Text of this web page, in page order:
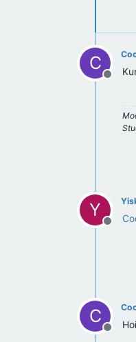
C
Offline
Y
Offline
C
Offline